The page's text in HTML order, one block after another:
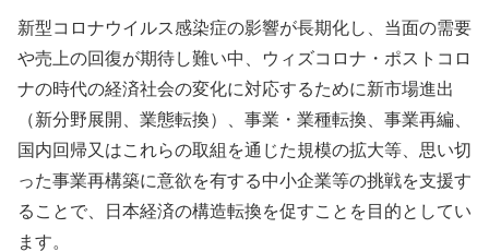
新型コロナウイルス感染症の影響が長期化し、当面の需要
や売上の回復が期待し難い中、ウィズコロナ・ポストコロ
ナの時代の経済社会の変化に対応するために新市場進出
（新分野展開、業態転換）、事業・業種転換、事業再編、
国内回帰又はこれらの取組を通じた規模の拡大等、思い切
った事業再構築に意欲を有する中小企業等の挑戦を支援す
ることで、日本経済の構造転換を促すことを目的としてい
ます。